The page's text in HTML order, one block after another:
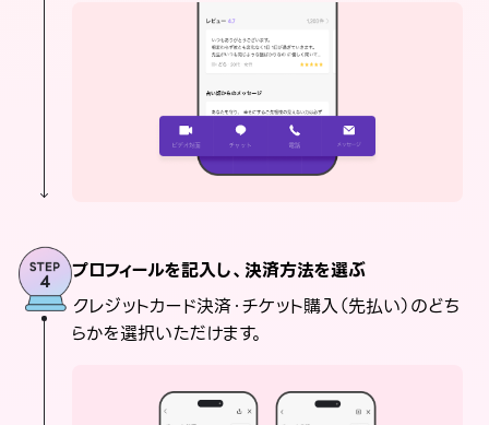
プロフィールを記入し、決済方法を選ぶ
クレジットカード決済・チケット購入（先払い）のどち
らかを選択いただけます。